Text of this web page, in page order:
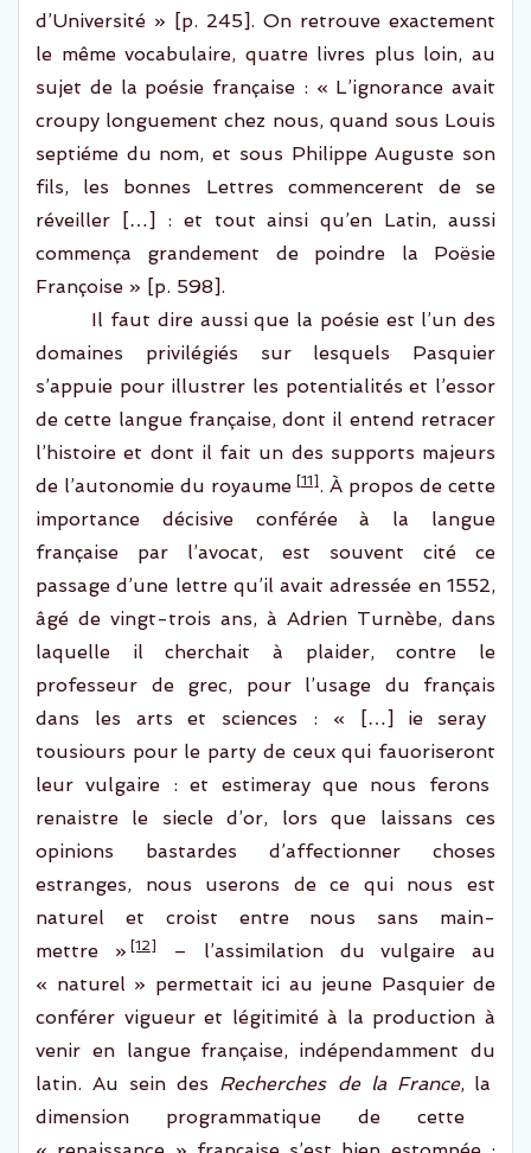
d’Université » [p. 245]. On retrouve exactement
le même vocabulaire, quatre livres plus loin, au
sujet de la poésie française : « L’ignorance avait
croupy longuement chez nous, quand sous Louis
septiéme du nom, et sous Philippe Auguste son
fils, les bonnes Lettres commencerent de se
réveiller […] : et tout ainsi qu’en Latin, aussi
commença grandement de poindre la Poësie
Françoise » [p. 598].
Il faut dire aussi que la poésie est l’un des
domaines privilégiés sur lesquels Pasquier
s’appuie pour illustrer les potentialités et l’essor
de cette langue française, dont il entend retracer
l’histoire et dont il fait un des supports majeurs
de l’autonomie du royaume [11]. À propos de cette
importance décisiveconféréeà la langue
française par l’avocat, est souvent cité ce
passaged’une lettre qu’il avait adressée en 1552,
âgé de vingt-trois ans, à Adrien Turnèbe, dans
laquelle il cherchaità plaider, contre le
professeur de grec, pourl’usage du français
dans les arts et sciences : « […] ie
seray
tousiours pour le party de ceux qui fauoriseront
leur vulgaire : et estimerayque nous ferons
renaistre le siecled’or, lors que laissans ces
opinions bastardes d’affectionner choses
estranges, nous userons de ce qui nous est
naturel et croist entre nous sans main-
mettre » [12]– l’assimilation du vulgaire au
« naturel » permettait ici au jeune Pasquier de
conférer vigueuret légitimité à la productionà
venir en langue française, indépendamment du
latin.Au sein des Recherches de la France, la
dimension programmatique de cette